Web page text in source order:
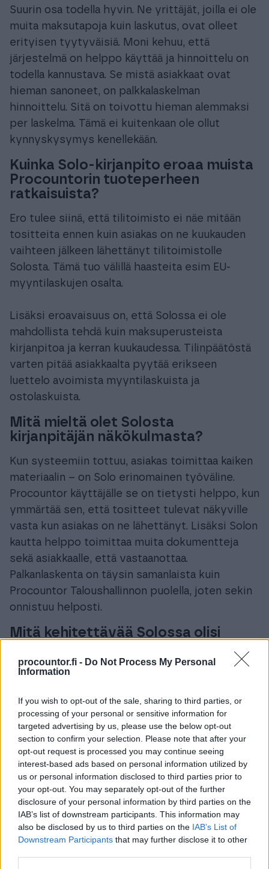
procountor.fi - Do Not Process My Personal
Information
If you wish to opt-out of the sale, sharing to third parties, or
processing of your personal or sensitive information for
targeted advertising by us, please use the below opt-out
section to confirm your selection. Please note that after your
opt-out request is processed you may continue seeing
interest-based ads based on personal information utilized by
us or personal information disclosed to third parties prior to
your opt-out. You may separately opt-out of the further
disclosure of your personal information by third parties on the
IAB’s list of downstream participants. This information may
also be disclosed by us to third parties on the IAB’s List of
Downstream Participants that may further disclose it to other
Suurin osa todella hyvin. Ne yrittäjät, joilla ei ole
muita maksutapoja kuin laskutus, ovat olleet
erityisen tyytyväisiä. Moni kehuu, että
järjestelmä on helppo käyttää ja hinnoittelu on
todella kannustava. Se mistä asiakkaat ovat
hieman sanoneet, on palkkalaskelman
hinnoittelu. Sitä on toivottu hieman alemmaksi
per laskelma. Tämä ei kuitenkaan ole ollut
kynnyskysymys kenellekään.
Kuinka Solo-kirjanpito eroaa muista
Procountorin tuoteperheen
ratkaisuista?
Ero tulee siinä, että tilitoimisto ei näe mitään
tositteita ennen kuin asiakas on ne kuukauden
vaihteen jälkeen lähettänyt tilitoimistolle
Solosta. Tämä tuo välillä haasteita esim EU-
myyntilaskujen osalta.
Lisäksi eroavaisuus on, että Solossa ei ole
mahdollista tehdä kuin maksuperusteista
kirjanpitoa ja kerran kuukaudessa. Tilinpäätöstä
varten pitää asiakkaalta pyytää erikseen
luettelo avoimista myyntilaskuista ja
ostolaskuista.
Mitä mieltä olet Solosta
kirjanpitäjän näkökulmasta?
Kun systeemiin tottuu, asiakas toimittaa kaiken
materiaalin – on Solo erinomainen työväline.
Procountor käyttäjälle se on tietysti helppo, kun
ymmärtää sen, että tositteet tulevat näkyville
vasta kun asiakas on ne lähettänyt. Lisäksi Solon
kautta helppo toimittaa muita dokumentteja
sekä asiakkaalle, että vastaanottaa.
Palkanlaskenta on täysin samanlaista kuin
Procountor Taloushallinnon puolella, joten sekin
onnistuu helposti.
Mitä kehitettävää Solossa olisi
Solon ohjekirjaa tulisi kehittää. Se on paikoin
yksityiskohtaisia ohjeita. Lisäksi kun selaat
tiliote näkymällä kuitteja, on ”välikkö” niin pieni,
että kuittien selaaminen on vaikeaa. Lisäksi jos
tiliotteella on kymmeniä tapahtumia samassa
näkymässä, kuitit eivät ole missään
järjestyksessä – menee aikaa löytää aina oikea
kuitti kyseiselle tiliotteen tapahtumalle. Tämä
on eniten aikaa vieviä asioita kirjanpidossa
Solon kautta.
Minkälaiset sooloyrittäjät sopivat